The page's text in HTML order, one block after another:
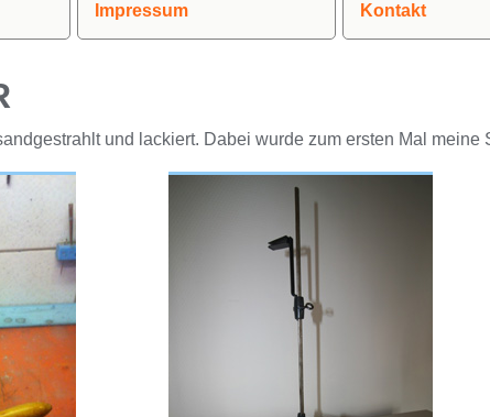
Impressum Kontakt
und lackiert. Dabei wurde zum ersten Mal meine